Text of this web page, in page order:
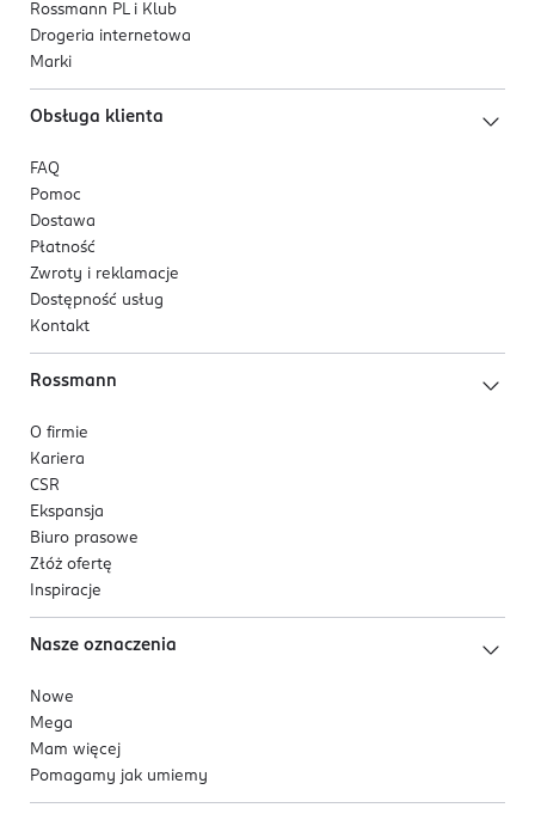
Rossmann PL i Klub
Drogeria internetowa
Marki
Obsługa klienta
FAQ
Pomoc
Dostawa
Płatność
Zwroty i reklamacje
Dostępność usług
Kontakt
Rossmann
O firmie
Kariera
CSR
Ekspansja
Biuro prasowe
Złóż ofertę
Inspiracje
Nasze oznaczenia
Nowe
Mega
Mam więcej
Pomagamy jak umiemy